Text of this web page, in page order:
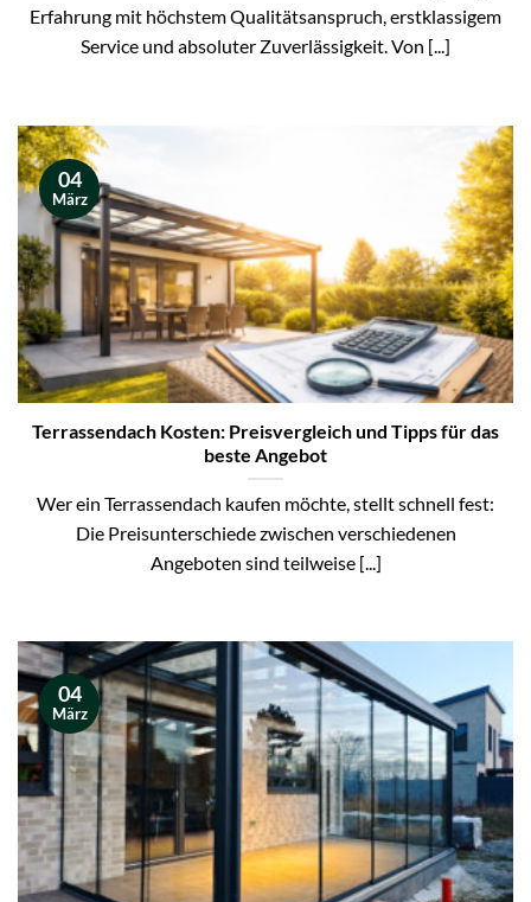
Erfahrung mit höchstem Qualitätsanspruch, erstklassigem
Service und absoluter Zuverlässigkeit. Von [...]
Terrassendach Kosten: Preisvergleich und Tipps für das
beste Angebot
Wer ein Terrassendach kaufen möchte, stellt schnell fest:
Die Preisunterschiede zwischen verschiedenen
Angeboten sind teilweise [...]
04
März
04
März